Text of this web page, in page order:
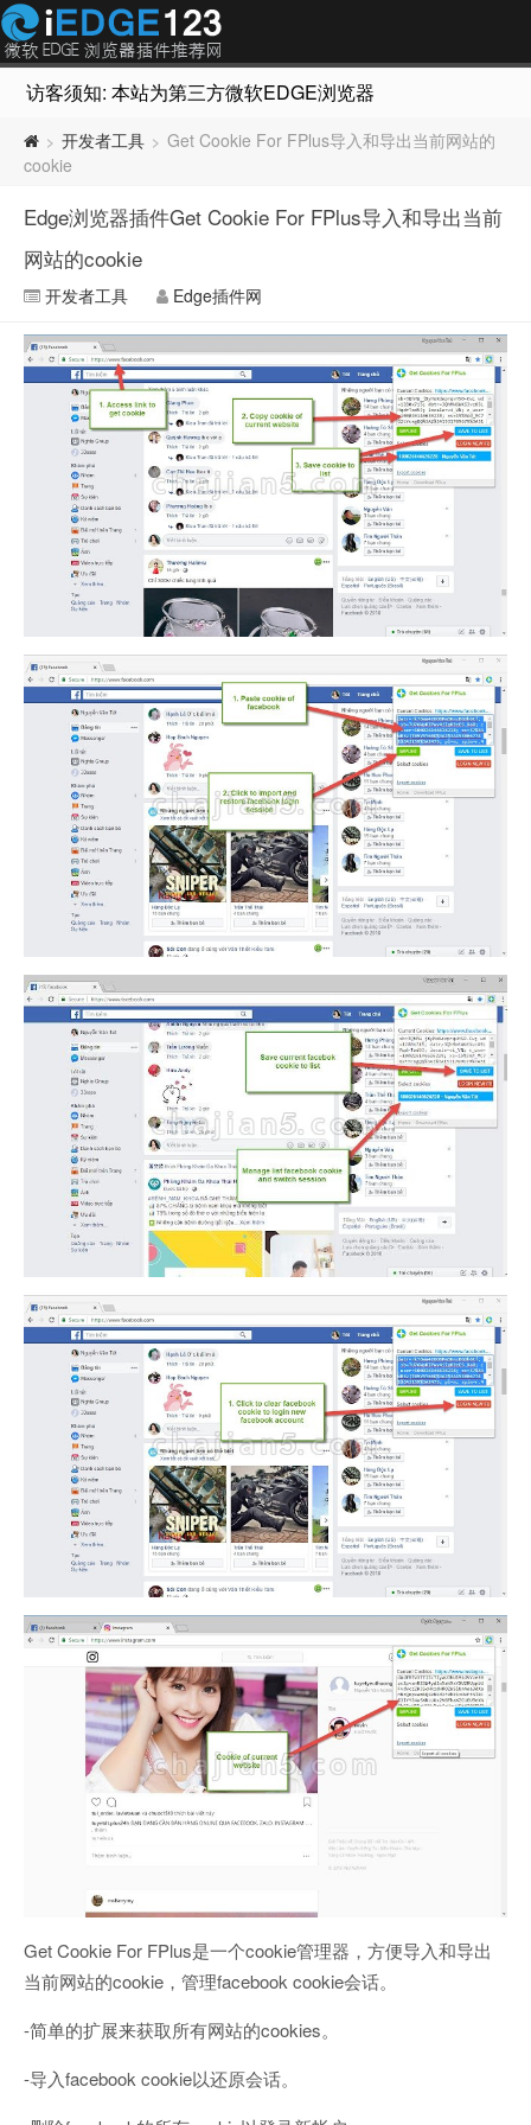
访客须知: 本站为第三方微软EDGE浏览器插件推荐网站，
> 开发者工具 > Get Cookie For FPlus导入和导出当前网站的
cookie
Edge浏览器插件Get Cookie For FPlus导入和导出当前
网站的cookie
开发者工具 Edge插件网
Get Cookie For FPlus是一个cookie管理器，方便导入和导出
当前网站的cookie，管理facebook cookie会话。
-简单的扩展来获取所有网站的cookies。
-导入facebook cookie以还原会话。